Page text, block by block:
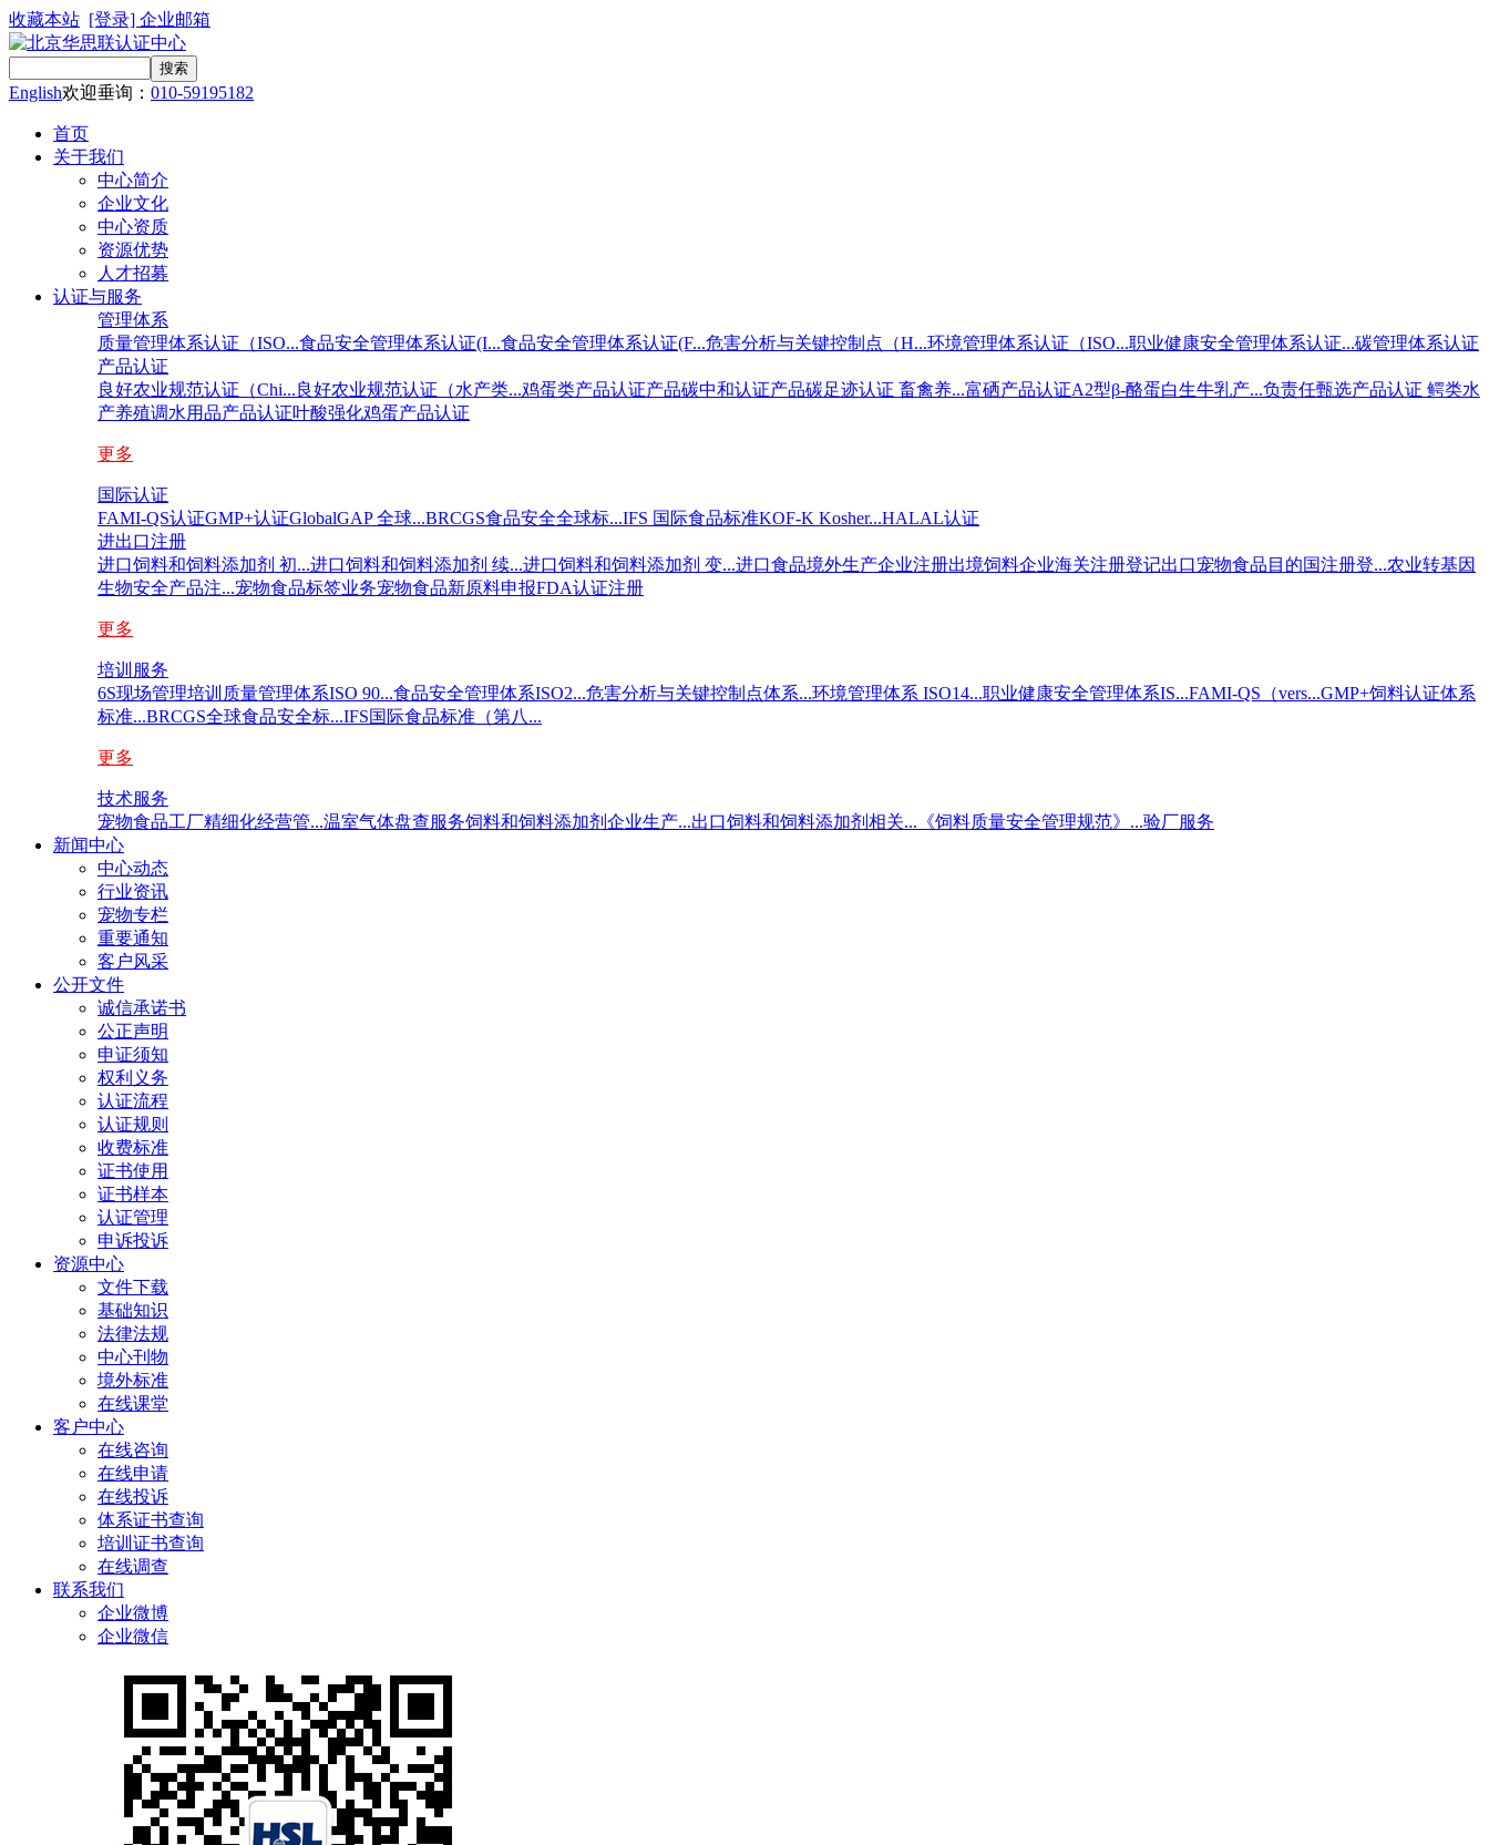
收藏本站 [登录] 企业邮箱
English欢迎垂询： 010-59195182
首页
关于我们
中心简介
企业文化
中心资质
资源优势
人才招募
认证与服务
管理体系
质量管理体系认证（ISO...食品安全管理体系认证(I...食品安全管理体系认证(F...危害分析与关键控制点（H...环境管理体系认证（ISO...职业健康安全管理体系认证...碳管理体系认证
产品认证
良好农业规范认证（Chi...良好农业规范认证（水产类...鸡蛋类产品认证产品碳中和认证产品碳足迹认证 畜禽养...富硒产品认证A2型β-酪蛋白生牛乳产...负责任甄选产品认证 鳄类水
产养殖调水用品产品认证叶酸强化鸡蛋产品认证
更多
国际认证
FAMI-QS认证GMP+认证GlobalGAP 全球...BRCGS食品安全全球标...IFS 国际食品标准KOF-K Kosher...HALAL认证
进出口注册
进口饲料和饲料添加剂 初...进口饲料和饲料添加剂 续...进口饲料和饲料添加剂 变...进口食品境外生产企业注册出境饲料企业海关注册登记出口宠物食品目的国注册登...农业转基因
生物安全产品注...宠物食品标签业务宠物食品新原料申报FDA认证注册
更多
培训服务
6S现场管理培训 质量管理体系ISO 90...食品安全管理体系ISO2...危害分析与关键控制点体系...环境管理体系 ISO14...职业健康安全管理体系IS...FAMI-QS（vers...GMP+饲料认证体系
标准...BRCGS全球食品安全标...IFS国际食品标准（第八...
更多
技术服务
宠物食品工厂精细化经营管...温室气体盘查服务饲料和饲料添加剂企业生产...出口饲料和饲料添加剂相关... 《饲料质量安全管理规范》...验厂服务
新闻中心
中心动态
行业资讯
宠物专栏
重要通知
客户风采
公开文件
诚信承诺书
公正声明
申证须知
权利义务
认证流程
认证规则
收费标准
证书使用
证书样本
认证管理
申诉投诉
资源中心
文件下载
基础知识
法律法规
中心刊物
境外标准
在线课堂
客户中心
在线咨询
在线申请
在线投诉
体系证书查询
培训证书查询
在线调查
联系我们
企业微博
企业微信